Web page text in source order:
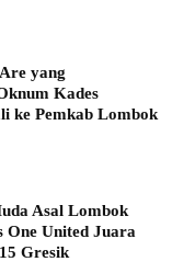
yang
Kades
ke Pemkab Lombok
Asal Lombok
United Juara
Gresik